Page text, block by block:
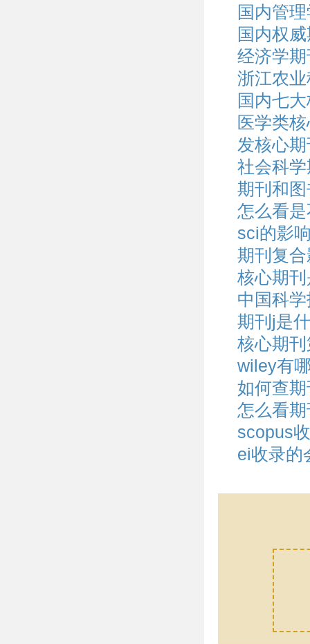
国内管
国内权
经济学
浙江农
国内七
医学类
发核心
社会科
期刊和
怎么看
sci的影
期刊复
核心期
中国科
期刊j是
核心期
wiley有
如何查
怎么看
scopus
ei收录的